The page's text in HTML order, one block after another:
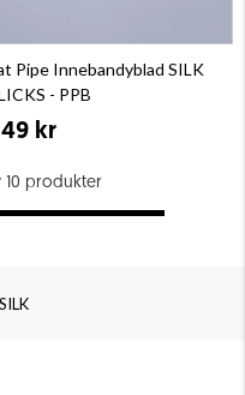
Pipe Innebandyblad SILK
- PPB
kr
10 produkter
SILK